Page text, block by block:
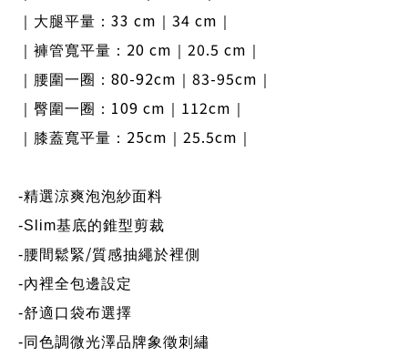
｜大腿平量： 33 cm 34 cm
｜褲管寬平量： 20 cm 20.5 cm
｜腰圍一圈： 80-92cm 83-95cm
｜臀圍一圈： 109 cm 112cm
｜膝蓋寬平量： 25cm 25.5cm
-精選涼爽泡泡紗面料
-Slim基底的錐型剪裁
-腰間鬆緊/質感抽繩於裡側
-內裡全包邊設定
-舒適口袋布選擇
-同色調微光澤品牌象徵刺繡